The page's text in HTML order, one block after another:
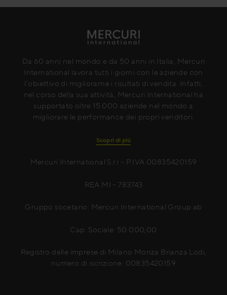
Da 60 anni nel mondo e da 50 anni in Italia, Mercuri
International lavora tutti i giorni con le aziende con
l’obiettivo di migliorarne i risultati di vendita. Infatti,
nel corso della sua attività, Mercuri International ha
supportato oltre 15.000 aziende nel mondo a
migliorare le performance dei propri venditori.
Scopri di più
Mercuri International S.r.l – P.IVA 00835420159
REA MI – 783743
Gruppo socetario: Mercuri International Group ab
Cap. Sociale: 50.000,00
Registro delle imprese di Milano Monza Brianza Lodi,
numero di iscrizione: 00835420159